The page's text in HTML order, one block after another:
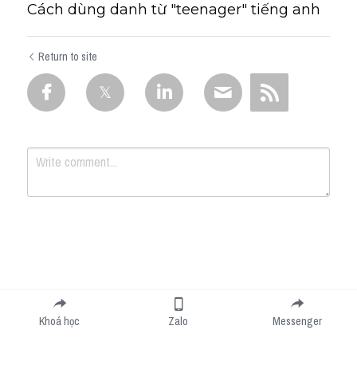
Cách dùng danh từ "teenager" tiếng anh
Return to site
Submit
Khoá học Zalo Messenger